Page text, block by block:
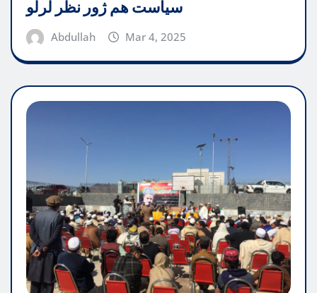
سیاست هم ژور نظر لرلو
Abdullah Mar 4, 2025